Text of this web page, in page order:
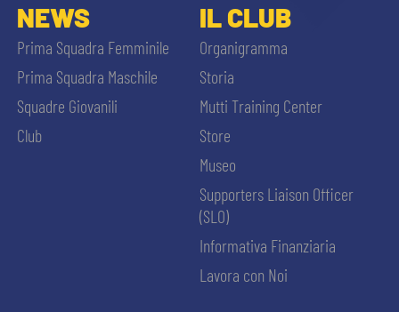
NEWS
Prima Squadra Femminile
Prima Squadra Maschile
Squadre Giovanili
Club
IL CLUB
Organigramma
Storia
Mutti Training Center
Store
Museo
Supporters Liaison Officer
(SLO)
Informativa Finanziaria
Lavora con Noi
ACCETTA E SALVA